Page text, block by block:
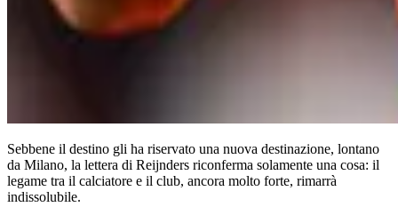
Sebbene il destino gli ha riservato una nuova destinazione, lontano
da Milano, la lettera di Reijnders riconferma solamente una cosa: il
legame tra il calciatore e il club, ancora molto forte, rimarrà
indissolubile.